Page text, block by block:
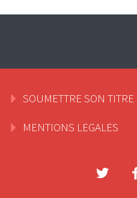
SOUMETTRE SON TITRE
MENTIONS LEGALES